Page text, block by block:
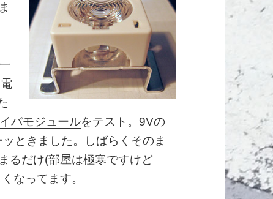
バモジュールをテスト。9Vの
ときました。しばらくそのま
るだけ(部屋は極寒ですけど
なってます。